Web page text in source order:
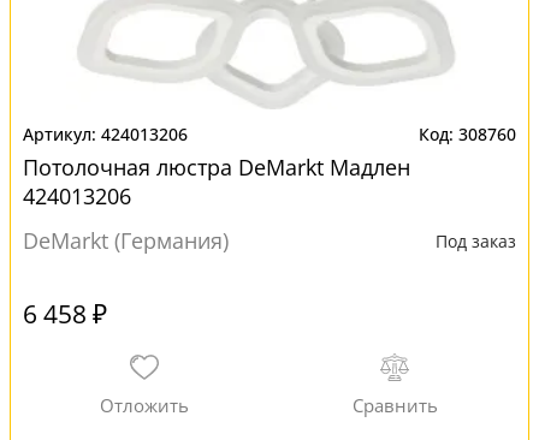
424013206 308760
Потолочная люстра DeMarkt Мадлен
424013206
DeMarkt (Германия)
Под заказ
6 458 ₽